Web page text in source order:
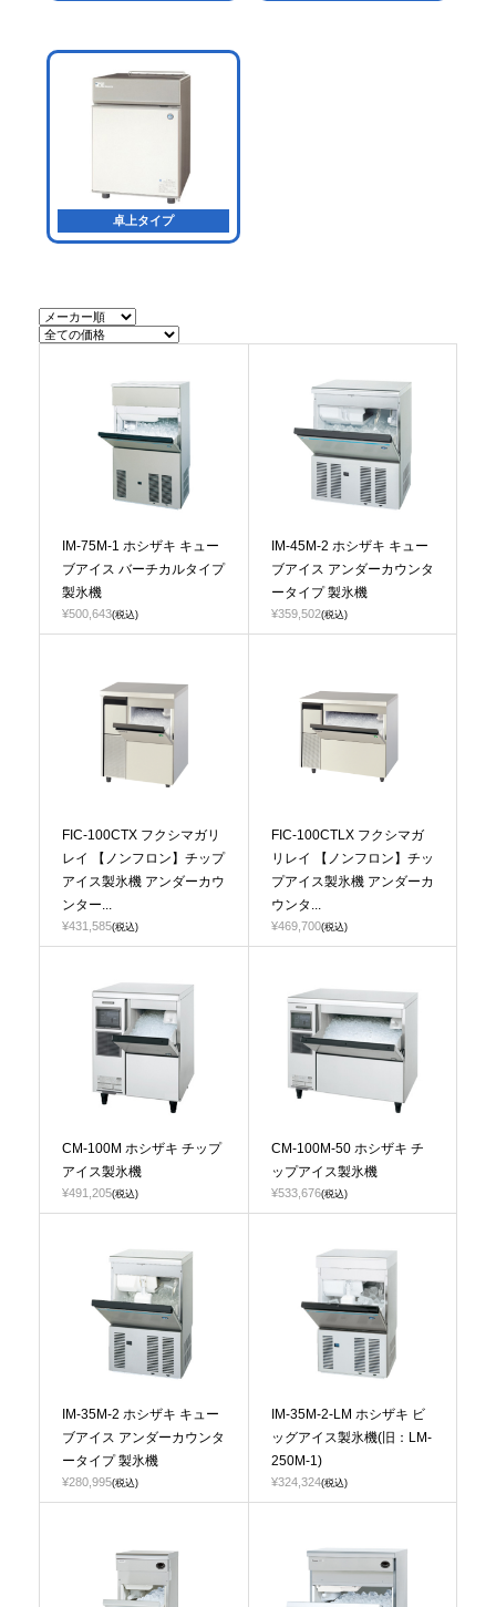
卓上タイプ
IM-75M-1 ホシザキ キュー
ブアイス バーチカルタイプ
製氷機
¥500,643(税込)
IM-45M-2 ホシザキ キュー
ブアイス アンダーカウンタ
ータイプ 製氷機
¥359,502(税込)
FIC-100CTX フクシマガリ
レイ 【ノンフロン】チップ
アイス製氷機 アンダーカウ
ンター...
¥431,585(税込)
FIC-100CTLX フクシマガ
リレイ 【ノンフロン】チッ
プアイス製氷機 アンダーカ
ウンタ...
¥469,700(税込)
CM-100M ホシザキ チップ
アイス製氷機
¥491,205(税込)
CM-100M-50 ホシザキ チ
ップアイス製氷機
¥533,676(税込)
IM-35M-2 ホシザキ キュー
ブアイス アンダーカウンタ
ータイプ 製氷機
¥280,995(税込)
IM-35M-2-LM ホシザキ ビ
ッグアイス製氷機(旧：LM-
250M-1)
¥324,324(税込)